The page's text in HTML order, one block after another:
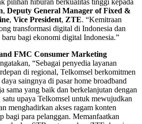
, Deputy General Manager of Fixed &
, Vice President, ZTE. “Kemitraan
transformasi digital di Indonesia dan
bagi ekonomi digital Indonesia.”
FMC Consumer Marketing
“Sebagai penyedia layanan
di regional, Telkomsel berkomitmen
saingnya di pasar home broadband
sama yang baik dan berkelanjutan dengan
upaya Telkomsel untuk mewujudkan
menghadirkan akses ragam konten
bagi para pelanggan. Memanfaatkan